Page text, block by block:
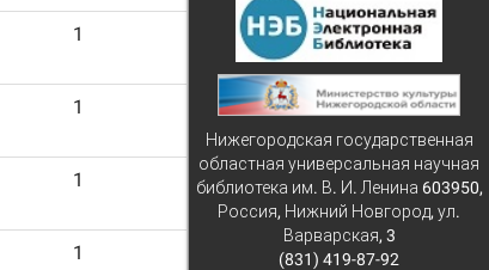
1
1
1
1
Нижегородская государственная
областная универсальная научная
библиотека им. В. И. Ленина 603950,
Россия, Нижний Новгород, ул.
Варварская, 3
(831) 419-87-92